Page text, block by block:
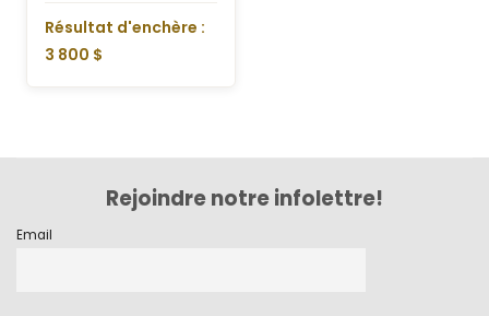
Résultat d'enchère :
3 800 $
Rejoindre notre infolettre!
Email